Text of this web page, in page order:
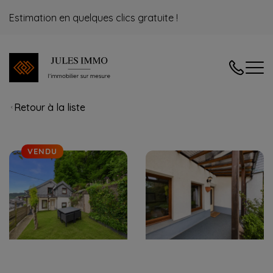
Estimation en quelques clics gratuite !
04/
Retour à la liste
VENDU